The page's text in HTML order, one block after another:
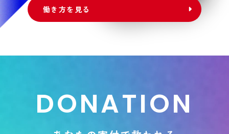
働き方を見る
DONATION